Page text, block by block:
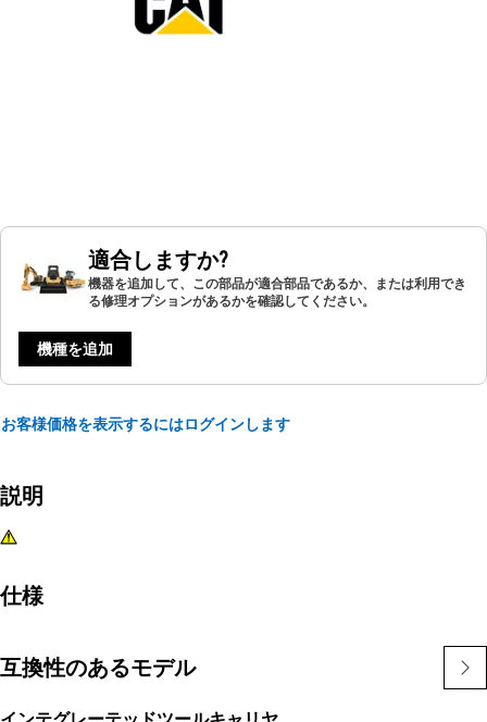
適合しますか?
機器を追加して、この部品が適合部品であるか、または利用でき
る修理オプションがあるかを確認してください。
機種を追加
お客様価格を表示するにはログインします
説明
仕様
互換性のあるモデル